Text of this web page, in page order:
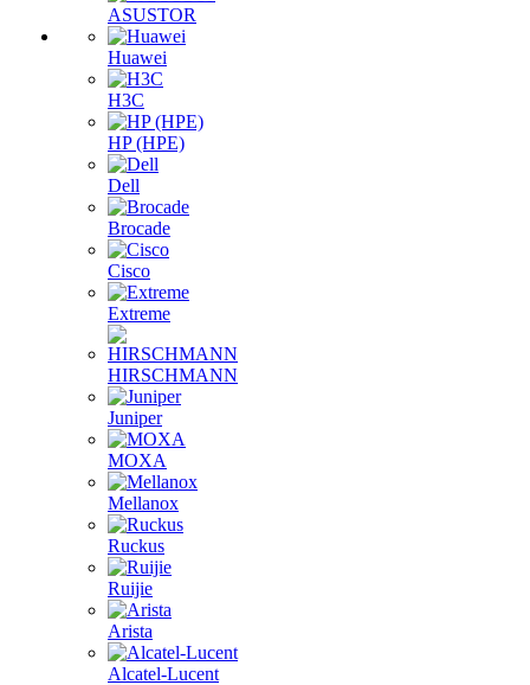
ASUSTOR
Huawei
H3C
HP (HPE)
Dell
Brocade
Cisco
Extreme
HIRSCHMANN
Juniper
MOXA
Mellanox
Ruckus
Ruijie
Arista
Alcatel-Lucent